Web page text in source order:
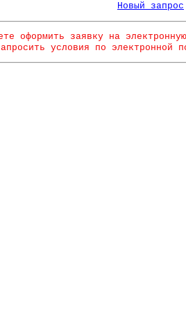
Новый запрос
оформить заявку на
условия по электронной